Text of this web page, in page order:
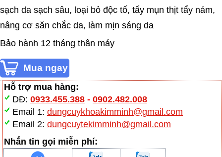
sạch da sạch sâu, loại bỏ độc tố, tẩy mụn thịt tẩy nám,
nâng cơ săn chắc da, làm mịn sáng da
Bảo hành 12 tháng thân máy
Hỗ trợ mua hàng:
DĐ: 0933.455.388- 0902.482.008
Email 1: dungcuykhoakimminh@gmail.com
Email 2: dungcuytekimminh@gmail.com
Nhắn tin gọi miễn phí: